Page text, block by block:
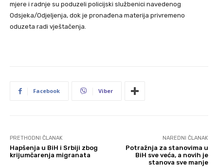
mjere i radnje su poduzeli policijski službenici navedenog
Odsjeka/Odjeljenja, dok je pronađena materija privremeno
oduzeta radi vještačenja.
Facebook Viber
PRETHODNI ČLANAK
Hapšenja u BiH i Srbiji zbog
krijumčarenja migranata
NAREDNI ČLANAK
Potražnja za stanovima u
BiH sve veća, a novih je
stanova sve manje